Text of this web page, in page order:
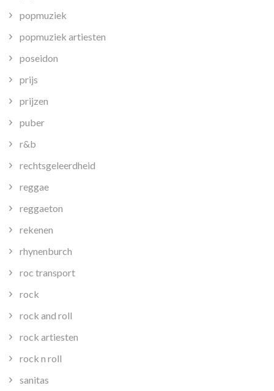
popmuziek
popmuziek artiesten
poseidon
prijs
prijzen
puber
r&b
rechtsgeleerdheid
reggae
reggaeton
rekenen
rhynenburch
roc transport
rock
rock and roll
rock artiesten
rock n roll
sanitas